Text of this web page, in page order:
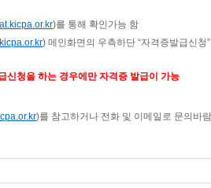
)를 통해 확인가능 함
) 메인화면의 우측하단 “자격증발급신청”
신청을 하는 경우에만 자격증 발급이 가능
)를 참고하거나 전화 및 이메일로 문의바람